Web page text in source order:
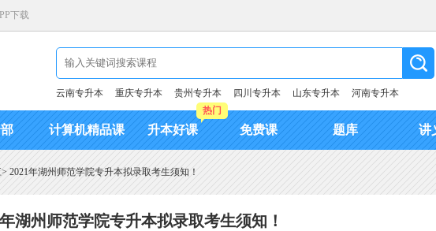
下载
云南专升本 重庆专升本 贵州专升本 四川专升本 山东专升本 河南专升本
计算机精品课 升本好课
热门
免费课 题库 讲
> 2021年湖州师范学院专升本拟录取考生须知！
湖州师范学院专升本拟录取考生须知！